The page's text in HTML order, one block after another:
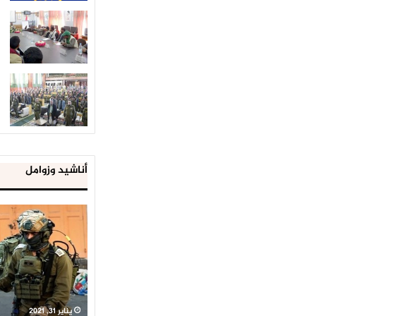
أناشيد وزوامل
العدو
الإسرائيلي
اعتقل
543
طفلا
فلسطينيا
خلال
يناير 31, 2021